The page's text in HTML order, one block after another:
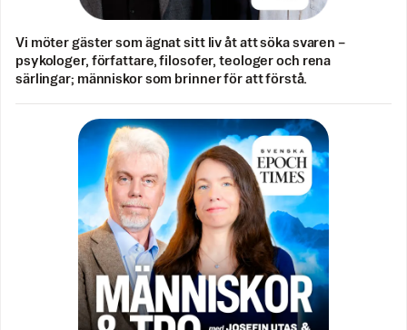
Vi möter gäster som ägnat sitt liv åt att söka svaren –
psykologer, författare, filosofer, teologer och rena
särlingar; människor som brinner för att förstå.